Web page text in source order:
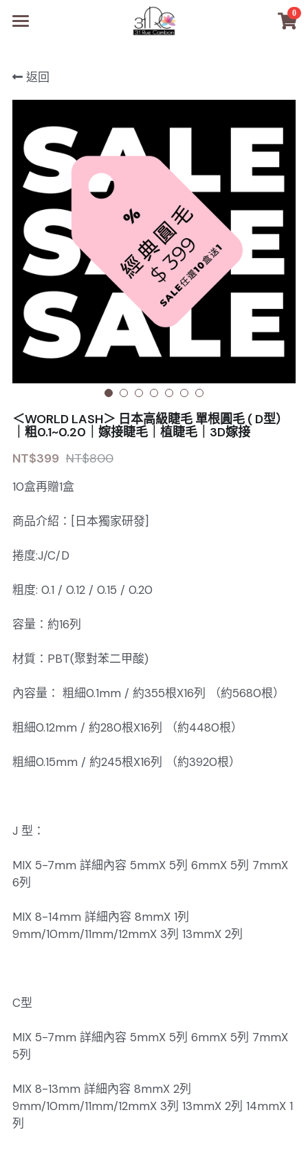
0
商品
PreMedi眼部護理
PreMedi眼部護理
數位電子書
經典單根圓毛
超值購物金
WL睫毛
小紅書款
扁毛調色
極細睫毛
W型睫毛
彩色睫毛
WORLDLASH
睫毛黑膠
睫毛卸除
睫毛提拉
睫毛夾子
睫毛周邊
睫毛保養
Sale睫毛
絕版扁毛
絕版圓毛
絕版W型
轉頭凝膠
凝膠筆刷
凝膠機器
修甲磨棒
品牌開店包
OEM訂製
技術課程
最新文章
教學教室
NEA睫毛協會
搜索
註冊/登入
返回
＜WORLD LASH＞ 日本高級睫毛 單根圓毛 ( D型）
｜粗0.1~0.20｜嫁接睫毛｜植睫毛｜3D嫁接
NT$399 NT$800
10盒再贈1盒
商品介紹：[日本獨家研發]
捲度:J/C/D
粗度: 0.1 / 0.12 / 0.15 / 0.20
容量：約16列
材質：PBT(聚對苯二甲酸)
內容量： 粗細0.1mm / 約355根X16列 （約5680根）
粗細0.12mm / 約280根X16列 （約4480根）
粗細0.15mm / 約245根X16列 （約3920根）
J 型：
MIX 5-7mm 詳細內容 5mmX 5列 6mmX 5列 7mmX
6列
MIX 8-14mm 詳細內容 8mmX 1列
9mm/10mm/11mm/12mmX 3列 13mmX 2列
C型
MIX 5-7mm 詳細內容 5mmX 5列 6mmX 5列 7mmX
5列
MIX 8-13mm 詳細內容 8mmX 2列
9mm/10mm/11mm/12mmX 3列 13mmX 2列 14mmX 1
列
×
商品分類
所有商品分類